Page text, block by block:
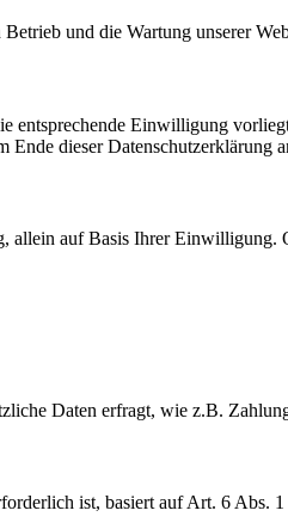
und die Wartung unserer
entsprechende Einwilligung
dieser Datenschutzerklärung
auf Basis Ihrer
Daten erfragt, wie z.B.
ist, basiert auf Art. 6 Abs.